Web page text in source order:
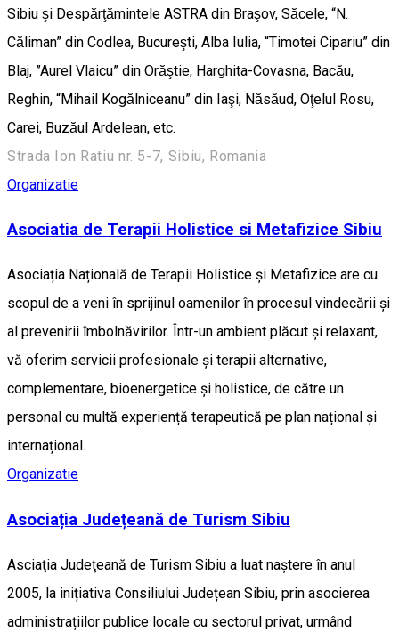
Sibiu şi Despărţămintele ASTRA din Braşov, Săcele, “N.
Căliman” din Codlea, Bucureşti, Alba Iulia, “Timotei Cipariu” din
Blaj, ”Aurel Vlaicu” din Orăştie, Harghita-Covasna, Bacău,
Reghin, “Mihail Kogălniceanu” din Iaşi, Năsăud, Oţelul Rosu,
Carei, Buzăul Ardelean, etc.
Strada Ion Ratiu nr. 5-7, Sibiu, Romania
Organizatie
Asociatia de Terapii Holistice si Metafizice Sibiu
Asociația Națională de Terapii Holistice și Metafizice are cu
scopul de a veni în sprijinul oamenilor în procesul vindecării și
al prevenirii îmbolnăvirilor. Într-un ambient plăcut și relaxant,
vă oferim servicii profesionale și terapii alternative,
complementare, bioenergetice și holistice, de către un
personal cu multă experiență terapeutică pe plan național și
internațional.
Organizatie
Asociația Județeană de Turism Sibiu
Asciaţia Judeţeană de Turism Sibiu a luat naştere în anul
2005, la inițiativa Consiliului Județean Sibiu, prin asocierea
administrațiilor publice locale cu sectorul privat, urmând